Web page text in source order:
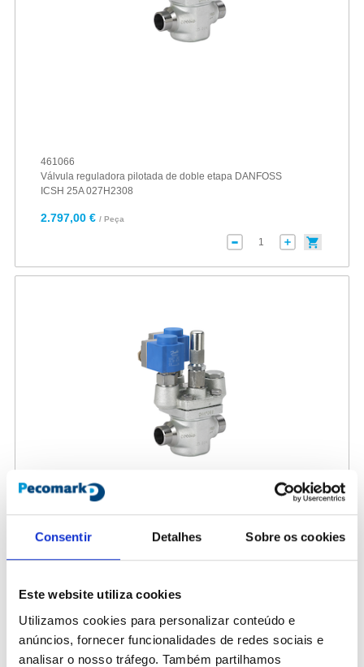
Consentir Detalhes Sobre os cookies
Este website utiliza cookies
Utilizamos cookies para personalizar conteúdo e
anúncios, fornecer funcionalidades de redes sociais e
analisar o nosso tráfego. Também partilhamos
461066
Válvula reguladora pilotada de doble etapa DANFOSS
ICSH 25A 027H2308
2.797,00 € / Peça
Válvula reguladora pilotada de doble etapa DANFOSS